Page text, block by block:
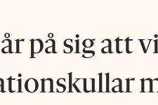
på sig att